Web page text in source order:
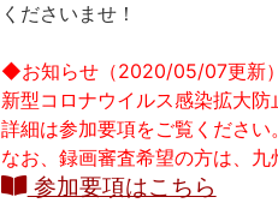
くださいませ！
◆お知らせ（2020/05/07更新）
新型コロナウイルス感染拡大防
詳細は参加要項をご覧ください。
なお、録画審査希望の方は、
参加要項はこちら